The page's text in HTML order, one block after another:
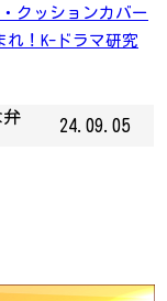
クッションカバー
れ！K-ドラマ研究
弁
24.09.05